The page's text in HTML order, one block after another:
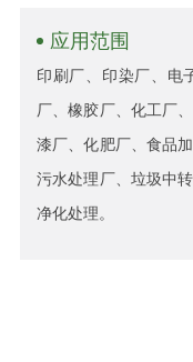
应用范围
印刷厂、印染厂、电
厂、橡胶厂、化工厂
漆厂、化肥厂、食品
污水处理厂、垃圾中
净化处理。